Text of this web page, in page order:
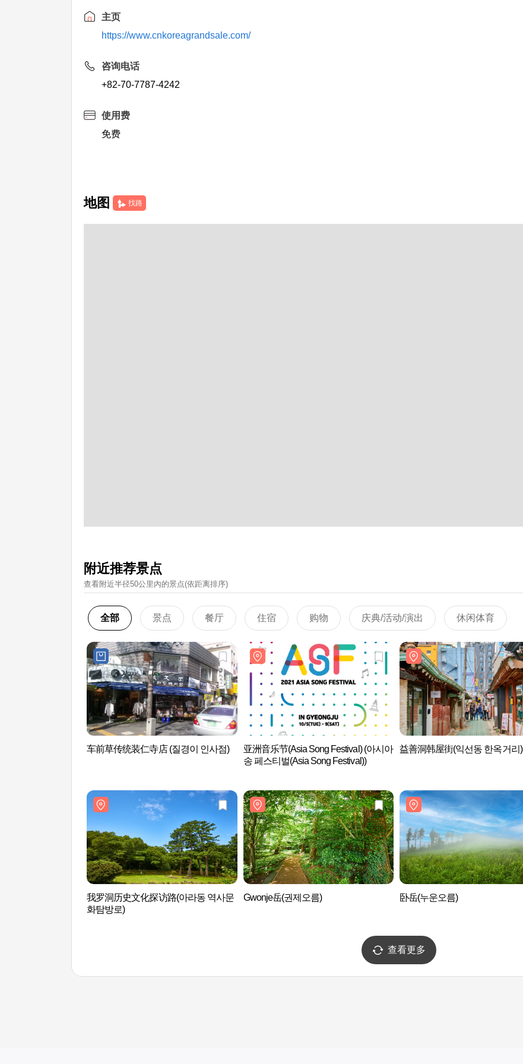
主页
https://www.cnkoreagrandsale.com/
咨询电话
+82-70-7787-4242
使用费
免费
地图 找路
附近推荐景点
查看附近半径50公里內的景点(依距离排序)
全部 景点 餐厅 住宿 购物 庆典/活动/演出 休闲体育
车前草传统装仁寺店 (질경이 인사점)
亚洲音乐节(Asia Song Festival) (아시아
송 페스티벌(Asia Song Festival))
益善洞韩屋街(익선동 한옥거리)
我罗洞历史文化探访路(아라동 역사문
화탐방로)
Gwonje岳(권제오름) 卧岳(누운오름)
查看更多